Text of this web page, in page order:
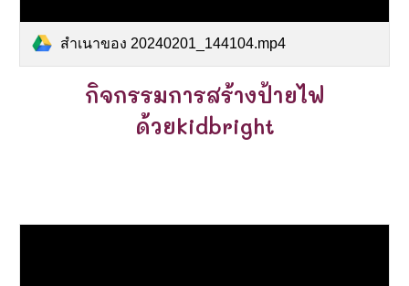
สำเนาของ 20240201_144104.mp4
กิจกรรมการสร้างป้ายไฟ
ด้วยkidbright